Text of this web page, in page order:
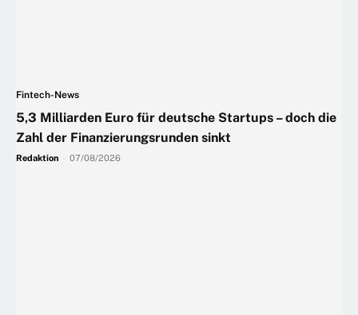
Fintech-News
5,3 Milliarden Euro für deutsche Startups – doch die
Zahl der Finanzierungsrunden sinkt
Redaktion 07/08/2026